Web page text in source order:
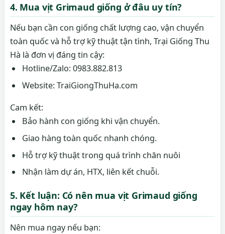
4. Mua vịt Grimaud giống ở đâu uy tín?
Nếu bạn cần con giống chất lượng cao, vận chuyển
toàn quốc và hỗ trợ kỹ thuật tận tình, Trại Giống Thu
Hà là đơn vị đáng tin cậy:
Hotline/Zalo: 0983.882.813
Website: TraiGiongThuHa.com
Cam kết:
Bảo hành con giống khi vận chuyển.
Giao hàng toàn quốc nhanh chóng.
Hỗ trợ kỹ thuật trong quá trình chăn nuôi
Nhận làm dự án, HTX, liên kết chuỗi.
5. Kết luận: Có nên mua vịt Grimaud giống
ngay hôm nay?
Nên mua ngay nếu bạn: